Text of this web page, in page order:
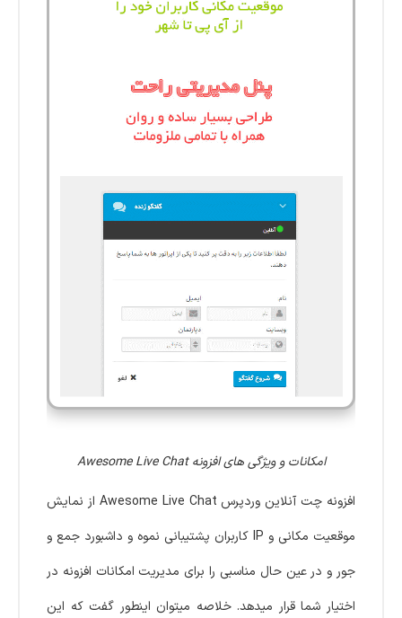
امکانات و ویژگی های افزونه Awesome Live Chat
افزونه چت آنلاین وردپرس Awesome Live Chat از نمایش
موقعیت مکانی و IP کاربران پشتیبانی نموه و داشبورد جمع و
جور و در عین حال مناسبی را برای مدیریت امکانات افزونه در
اختیار شما قرار میدهد. خلاصه میتوان اینطور گفت که این